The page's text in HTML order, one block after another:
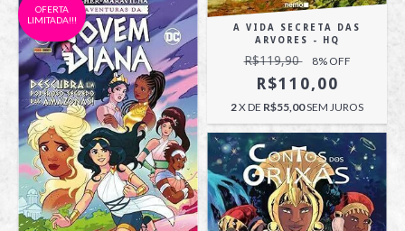
A VIDA SECRETA DAS
ARVORES - HQ
R$119,90 8% OFF
R$110,00
2X DE R$55,00SEM JUROS
OFERTA
LIMITADA!!!